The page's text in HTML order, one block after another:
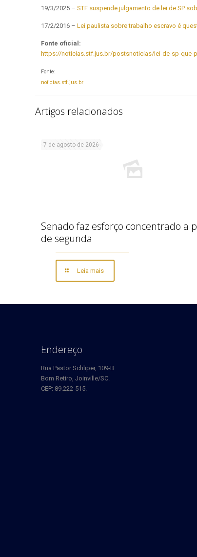
19/3/2025 – STF suspende julgamento de lei de SP
17/2/2016 – Lei paulista sobre trabalho escravo é
Fonte oficial:
https://noticias.stf.jus.br/postsnoticias/lei-de-sp-que-
Fonte:
noticias.stf.jus.br
Artigos relacionados
7 de agosto de 2026
Senado faz esforço concentrado a
de segunda
Leia mais
Endereço
Rua Pastor Schliper, 109-B
Bom Retiro, Joinville/SC.
CEP: 89.222-515.